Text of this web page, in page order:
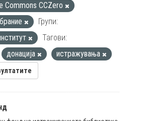
Commons CCZero
Групи:
Тагови:
донација истражувања